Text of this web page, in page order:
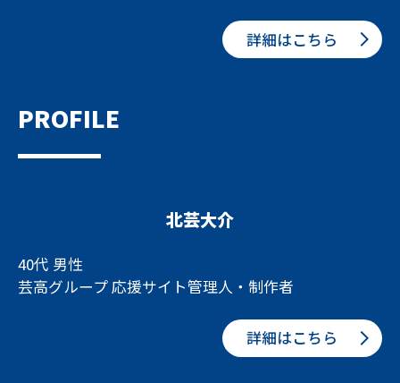
詳細はこちら
PROFILE
北芸大介
40代 男性
芸高グループ 応援サイト管理人・制作者
詳細はこちら